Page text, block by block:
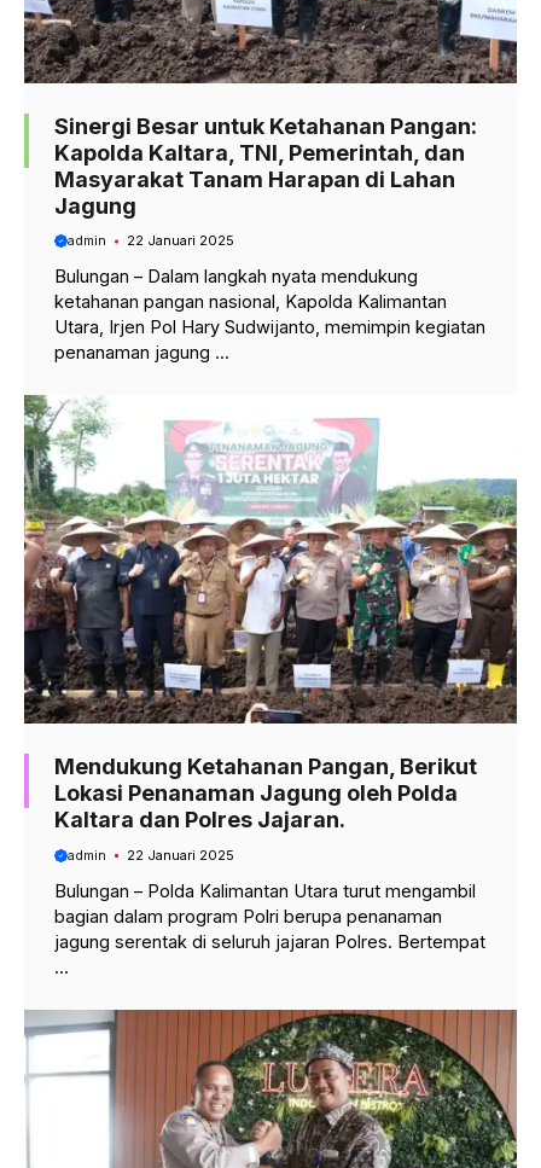
Sinergi Besar untuk Ketahanan Pangan:
Kapolda Kaltara, TNI, Pemerintah, dan
Masyarakat Tanam Harapan di Lahan
Jagung
admin 22 Januari 2025
Bulungan – Dalam langkah nyata mendukung
ketahanan pangan nasional, Kapolda Kalimantan
Utara, Irjen Pol Hary Sudwijanto, memimpin kegiatan
penanaman jagung ...
Mendukung Ketahanan Pangan, Berikut
Lokasi Penanaman Jagung oleh Polda
Kaltara dan Polres Jajaran.
admin 22 Januari 2025
Bulungan – Polda Kalimantan Utara turut mengambil
bagian dalam program Polri berupa penanaman
jagung serentak di seluruh jajaran Polres. Bertempat
...